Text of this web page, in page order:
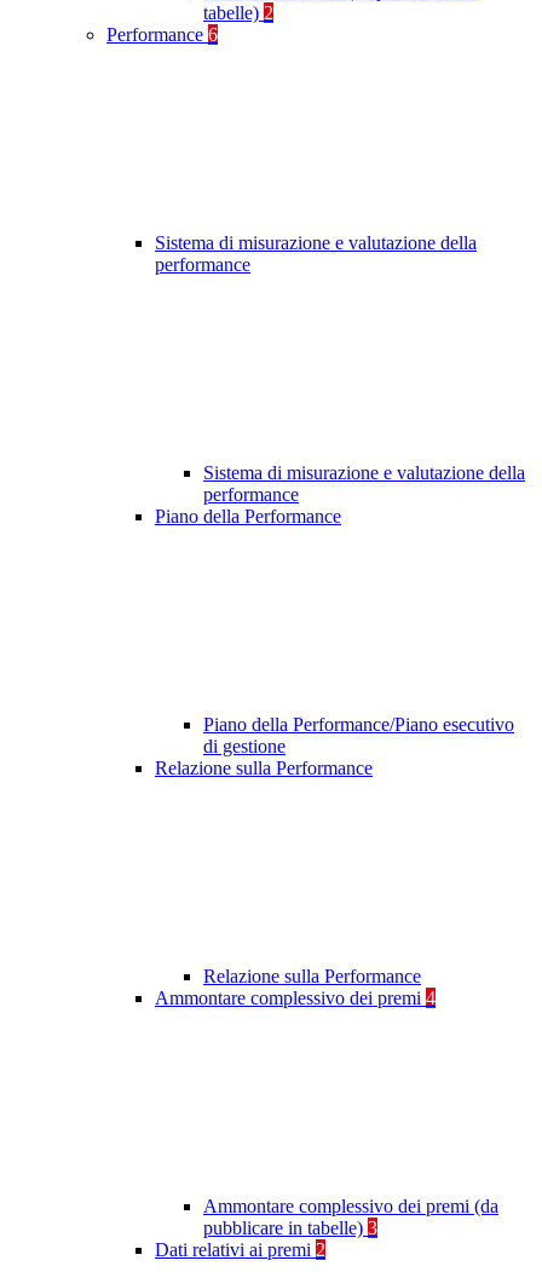
tabelle) 2
Performance 6
Sistema di misurazione e valutazione della
performance
Sistema di misurazione e valutazione della
performance
Piano della Performance
Piano della Performance/Piano esecutivo
di gestione
Relazione sulla Performance
Relazione sulla Performance
Ammontare complessivo dei premi 4
Ammontare complessivo dei premi (da
pubblicare in tabelle) 3
Dati relativi ai premi 2